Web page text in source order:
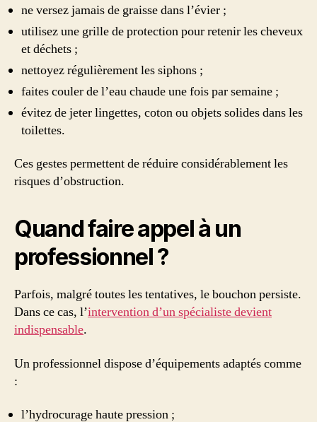
ne versez jamais de graisse dans l’évier ;
utilisez une grille de protection pour retenir les cheveux
et déchets ;
nettoyez régulièrement les siphons ;
faites couler de l’eau chaude une fois par semaine ;
évitez de jeter lingettes, coton ou objets solides dans les
toilettes.
Ces gestes permettent de réduire considérablement les
risques d’obstruction.
Quand faire appel à un
professionnel ?
Parfois, malgré toutes les tentatives, le bouchon persiste.
Dans ce cas, l’intervention d’un spécialiste devient
indispensable.
Un professionnel dispose d’équipements adaptés comme
:
l’hydrocurage haute pression ;